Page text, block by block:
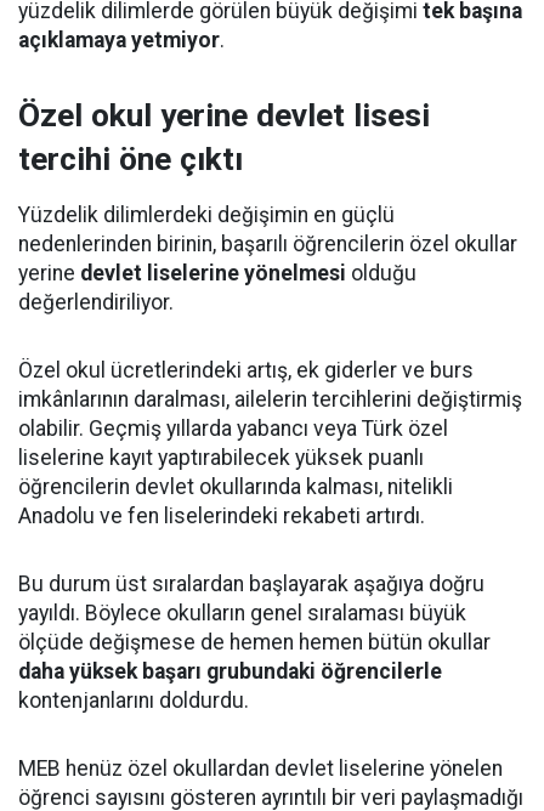
yüzdelik dilimlerde görülen büyük değişimi tek başına
açıklamaya yetmiyor.
Özel okul yerine devlet lisesi
tercihi öne çıktı
Yüzdelik dilimlerdeki değişimin en güçlü
nedenlerinden birinin, başarılı öğrencilerin özel okullar
yerine devlet liselerine yönelmesi olduğu
değerlendiriliyor.
Özel okul ücretlerindeki artış, ek giderler ve burs
imkânlarının daralması, ailelerin tercihlerini değiştirmiş
olabilir. Geçmiş yıllarda yabancı veya Türk özel
liselerine kayıt yaptırabilecek yüksek puanlı
öğrencilerin devlet okullarında kalması, nitelikli
Anadolu ve fen liselerindeki rekabeti artırdı.
Bu durum üst sıralardan başlayarak aşağıya doğru
yayıldı. Böylece okulların genel sıralaması büyük
ölçüde değişmese de hemen hemen bütün okullar
daha yüksek başarı grubundaki öğrencilerle
kontenjanlarını doldurdu.
MEB henüz özel okullardan devlet liselerine yönelen
öğrenci sayısını gösteren ayrıntılı bir veri paylaşmadığı